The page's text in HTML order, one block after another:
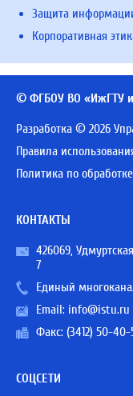
Защита
Корпоративная
© ФГБОУ ВО «ИжГТУ
Разработка © 2026
Правила
Политика по
КОНТАКТЫ
426069,
7
Единый
Email: info@istu.ru
Факс: (3412) 50-40-
СОЦСЕТИ